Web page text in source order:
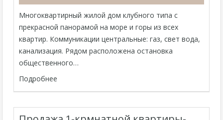
Многоквартирный жилой дом клубного типа с
прекрасной панорамой на море и горы из всех
квартир. Коммуникации центральные: газ, свет вода,
канализация. Рядом расположена остановка
общественного…
Подробнее